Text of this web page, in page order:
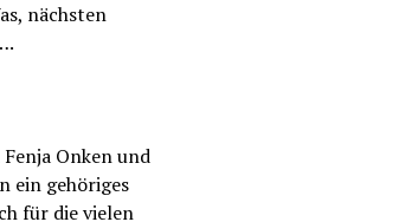
nächsten
Onken und
ein gehöriges
für die vielen